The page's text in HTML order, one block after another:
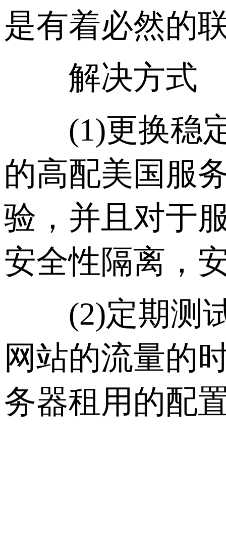
是有着必然的
解决方式
(1)更换稳定
的高配美国服
验，并且对于
安全性隔离，
(2)定期测试
网站的流量的
务器租用的配